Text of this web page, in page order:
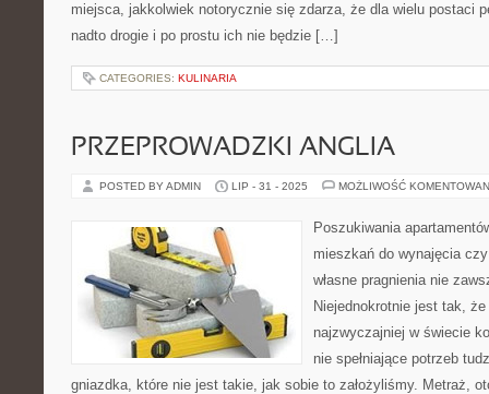
miejsca, jakkolwiek notorycznie się zdarza, że dla wielu postaci
nadto drogie i po prostu ich nie będzie […]
CATEGORIES: KULINARIA
PRZEPROWADZKI ANGLIA
POSTED BY ADMIN LIP - 31 - 2025 MOŻLIWOŚĆ
Poszukiwania
mieszkań do wynajęcia
własne pragnienia nie
Niejednokrotnie jest tak,
najzwyczajniej w świecie
nie spełniające potrzeb
gniazdka, które nie jest takie, jak sobie to założyliśmy. Metraż,